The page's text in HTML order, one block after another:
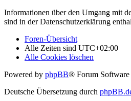
Informationen über den Umgang mit
sind in der Datenschutzerklärung
Foren-Übersicht
Alle Zeiten sind UTC+02:00
Alle Cookies löschen
Powered by phpBB® Forum
Deutsche Übersetzung durch